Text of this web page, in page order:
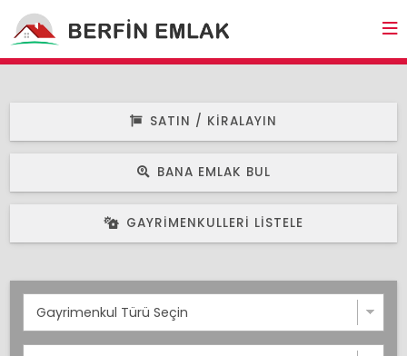
SATIN / KIRALAYIN
BANA EMLAK BUL
GAYRIMENKULLERI LISTELE